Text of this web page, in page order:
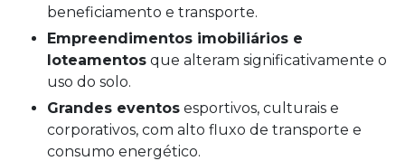
beneficiamento e transporte.
Empreendimentos imobiliários e
loteamentos que alteram significativamente o
uso do solo.
Grandes eventos esportivos, culturais e
corporativos, com alto fluxo de transporte e
consumo energético.